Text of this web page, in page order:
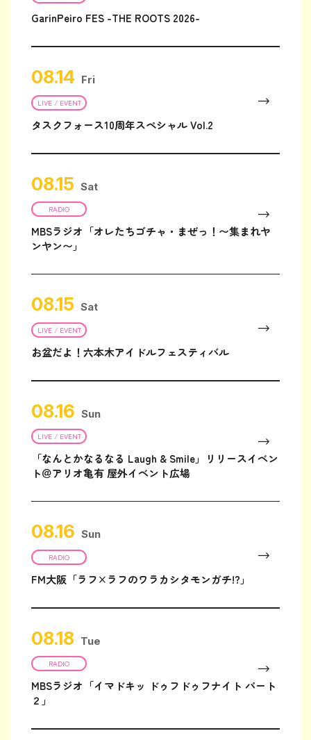
GarinPeiro FES -THE ROOTS 2026-
08.14 Fri
LIVE / EVENT
タスクフォース10周年スペシャル Vol.2
08.15 Sat
RADIO
MBSラジオ「オレたちゴチャ・まぜっ！〜集まれヤ
ンヤン〜」
08.15 Sat
LIVE / EVENT
お盆だよ！六本木アイドルフェスティバル
08.16 Sun
LIVE / EVENT
「なんとかなるなる Laugh & Smile」リリースイベン
ト＠アリオ亀有 屋外イベント広場
08.16 Sun
RADIO
FM大阪「ラフ×ラフのワラカシタモンガチ!?」
08.18 Tue
RADIO
MBSラジオ「イマドキッ ドゥフドゥフナイト パート
２」